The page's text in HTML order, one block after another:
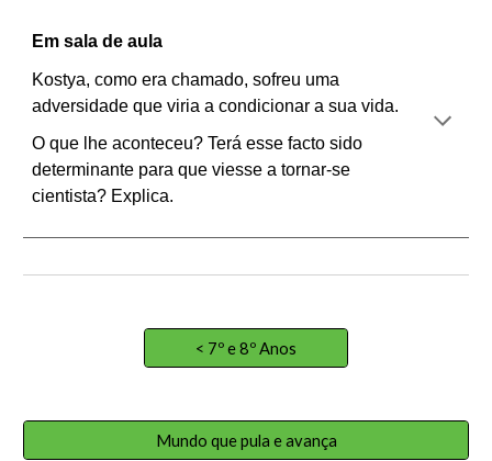
Em sala de aula
Kostya, como era chamado, sofreu uma
adversidade que viria a condicionar a sua vida.
O que lhe aconteceu? Terá esse facto sido
determinante para que viesse a tornar-se
cientista? Explica.
< 7º e 8º Anos
Mundo que pula e avança